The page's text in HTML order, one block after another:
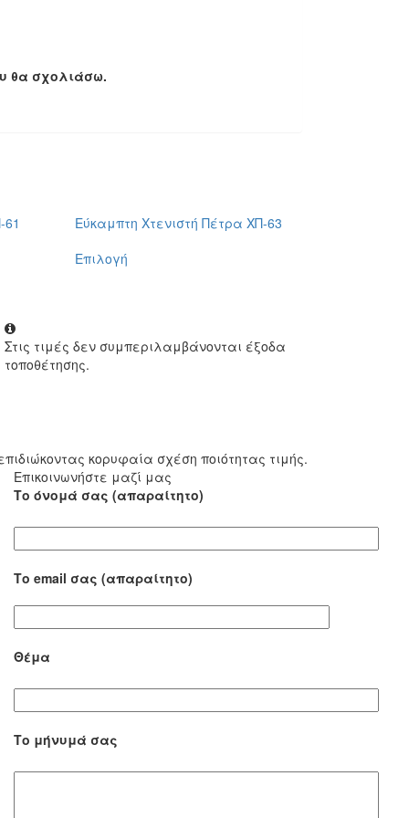
θα σχολιάσω.
Εύκαμπτη Χτενιστή Πέτρα ΧΠ-63
Επιλογή
Στις τιμές δεν συμπεριλαμβάνονται έξοδα
τοποθέτησης.
κορυφαία σχέση ποιότητας τιμής.
Επικοινωνήστε μαζί μας
Το όνομά σας (απαραίτητο)
Το email σας (απαραίτητο)
Θέμα
Το μήνυμά σας